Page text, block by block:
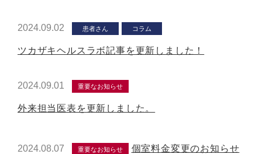
2024.09.02 患者さん コラム
ツカザキヘルスラボ記事を更新しました！
2024.09.01 重要なお知らせ
外来担当医表を更新しました。
2024.08.07 重要なお知らせ 個室料金変更のお知らせ